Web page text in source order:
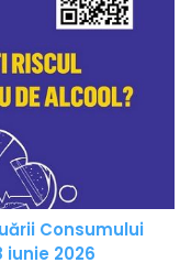
Consumului
iunie 2026